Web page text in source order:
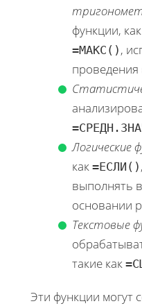
функции, как
=МАКС() ,
Логические
как =ЕСЛИ() ,
выполнять
основании
Текстовые
такие как
Эти функции могут